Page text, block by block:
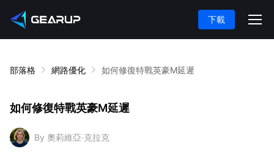
下載
部落格 網路優化 如何修復特戰英豪M延遲
如何修復特戰英豪M延遲
By 奧莉維亞·克拉克